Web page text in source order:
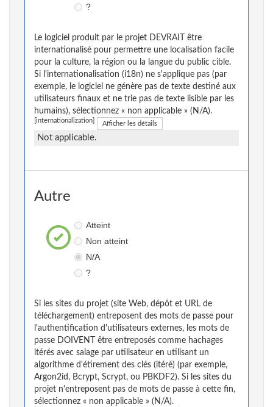
?
Le logiciel produit par le projet DEVRAIT être
internationalisé pour permettre une localisation facile
pour la culture, la région ou la langue du public cible.
Si l'internationalisation (i18n) ne s'applique pas (par
exemple, le logiciel ne génère pas de texte destiné aux
utilisateurs finaux et ne trie pas de texte lisible par les
humains), sélectionnez « non applicable » (N/A).
[internationalization] Afficher les détails
Not applicable.
Autre
Atteint
Non atteint
N/A
?
Si les sites du projet (site Web, dépôt et URL de
téléchargement) entreposent des mots de passe pour
l'authentification d'utilisateurs externes, les mots de
passe DOIVENT être entreposés comme hachages
itérés avec salage par utilisateur en utilisant un
algorithme d'étirement des clés (itéré) (par exemple,
Argon2id, Bcrypt, Scrypt, ou PBKDF2). Si les sites du
projet n'entreposent pas de mots de passe à cette fin,
sélectionnez « non applicable » (N/A).